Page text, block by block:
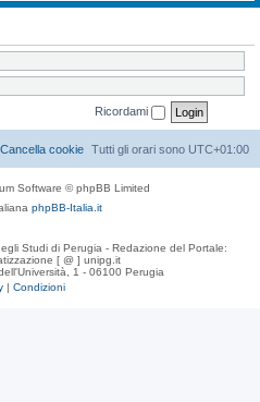
Ricordami
Tutti gli orari sono UTC+01:00
Cancella cookie
Software © phpBB Limited
phpBB-Italia.it
Studi di Perugia - Redazione del Portale:
[ @ ] unipg.it
1 - 06100 Perugia
| Condizioni